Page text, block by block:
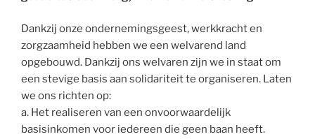
Dankzij onze ondernemingsgeest, werkkracht en
zorgzaamheid hebben we een welvarend land
opgebouwd. Dankzij ons welvaren zijn we in staat om
een stevige basis aan solidariteit te organiseren. Laten
we ons richten op:
a. Het realiseren van een onvoorwaardelijk
basisinkomen voor iedereen die geen baan heeft.